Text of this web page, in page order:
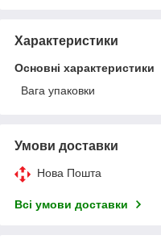
Характеристики
Основні характеристики
Вага упаковки
Умови доставки
Нова Пошта
Всі умови доставки